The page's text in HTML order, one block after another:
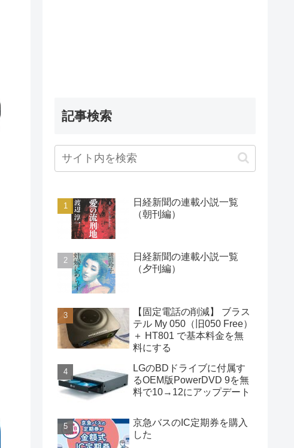
記事検索
日経新聞の連載小説一覧
（朝刊編）
日経新聞の連載小説一覧
（夕刊編）
【固定電話の削減】 ブラス
テル My 050（旧050 Free）
＋ HT801 で基本料金を無
料にする
LGのBDドライブに付属す
るOEM版PowerDVD 9を無
料で10→12にアップデート
京急バスのIC定期券を購入
した